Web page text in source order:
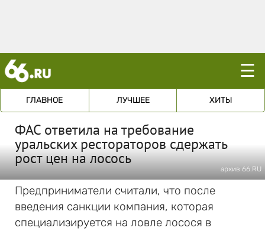
☰
ГЛАВНОЕ ЛУЧШЕЕ ХИТЫ
ФАС ответила на требование
уральских рестораторов сдержать
рост цен на лосось
архив 66.RU
Предприниматели считали, что после
введения санкции компания, которая
специализируется на ловле лосося в